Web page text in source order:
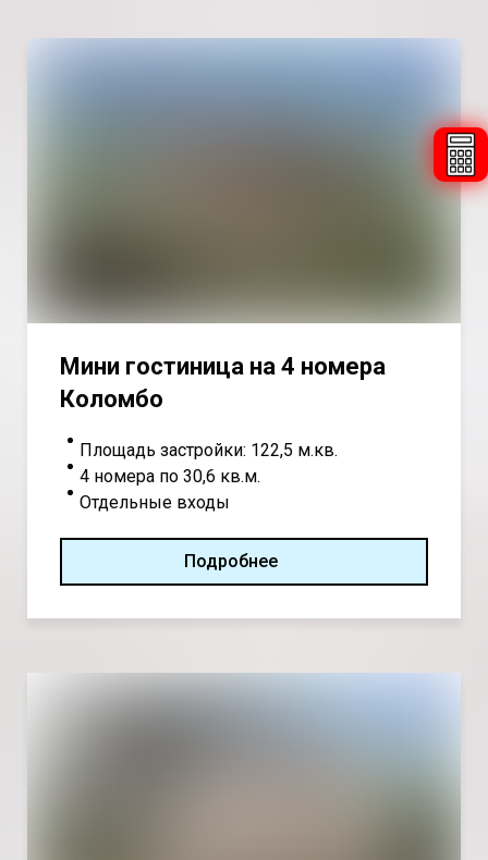
Мини гостиница на 4 номера
Коломбо
Площадь застройки: 122,5 м.кв.
4 номера по 30,6 кв.м.
Отдельные входы
Подробнее